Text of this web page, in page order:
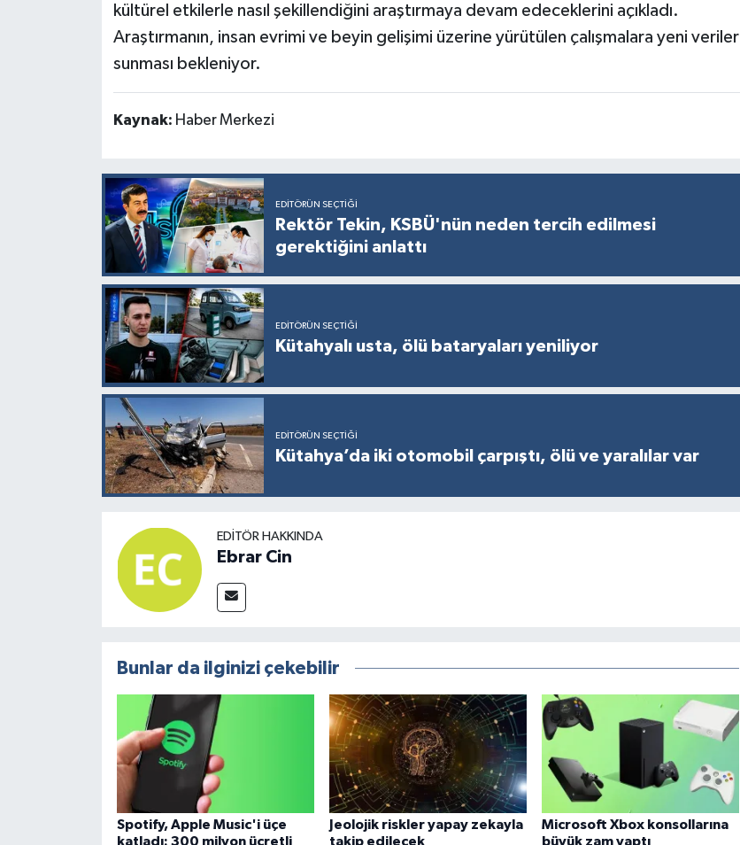
kültürel etkilerle nasıl şekillendiğini araştırmaya devam edeceklerini açıkladı.
Araştırmanın, insan evrimi ve beyin gelişimi üzerine yürütülen çalışmalara yeni veriler
sunması bekleniyor.
Kaynak: Haber Merkezi
EDITÖRÜN SEÇTIĞI
Rektör Tekin, KSBÜ'nün neden tercih edilmesi
gerektiğini anlattı
EDITÖRÜN SEÇTIĞI
Kütahyalı usta, ölü bataryaları yeniliyor
EDITÖRÜN SEÇTIĞI
Kütahya’da iki otomobil çarpıştı, ölü ve yaralılar var
EDITÖR HAKKINDA
Ebrar Cin
Bunlar da ilginizi çekebilir
Spotify, Apple Music'i üçe
katladı: 300 milyon ücretli
Jeolojik riskler yapay zekayla
takip edilecek
Microsoft Xbox konsollarına
büyük zam yaptı